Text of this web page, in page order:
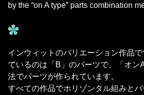
by the “on A type” parts combination
インウィットのバリエーション作品
ているのは「B」のパーツで、「オン
法でパーツが作られています。
すべての作品でホリゾンタル組みと